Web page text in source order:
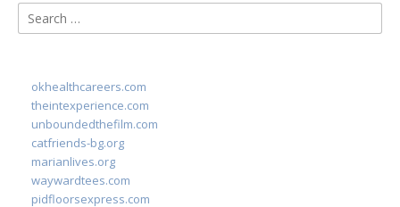
Search
for:
okhealthcareers.com
theintexperience.com
unboundedthefilm.com
catfriends-bg.org
marianlives.org
waywardtees.com
pidfloorsexpress.com